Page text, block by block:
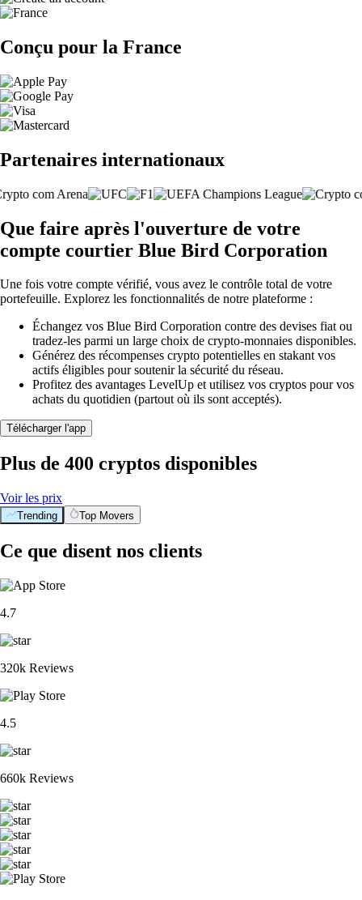
Conçu pour la France
Partenaires internationaux
Que faire après l'ouverture de votre
compte courtier Blue Bird Corporation
Une fois votre compte vérifié, vous avez le contrôle total de votre
portefeuille. Explorez les fonctionnalités de notre plateforme :
Échangez vos Blue Bird Corporation contre des devises fiat ou
tradez-les parmi un large choix de crypto-monnaies disponibles.
Générez des récompenses crypto potentielles en stakant vos
actifs éligibles pour soutenir la sécurité du réseau.
Profitez des avantages LevelUp et utilisez vos cryptos pour vos
achats du quotidien (partout où ils sont acceptés).
Télécharger l'app
Plus de 400 cryptos disponibles
Voir les prix
Trending Top Movers
Ce que disent nos clients
4.7
320k Reviews
4.5
660k Reviews